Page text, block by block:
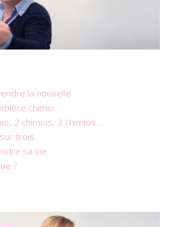
la nouvelle
chimio
2 chimios, 3 chimios…
trois
sa vie
?